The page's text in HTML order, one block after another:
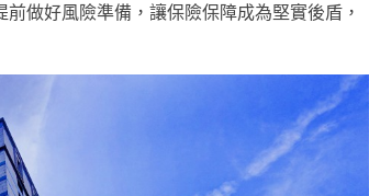
做好風險準備，讓保險保障成為堅實後盾，